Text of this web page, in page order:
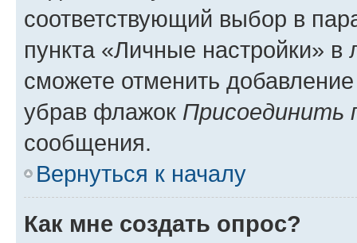
соответствующий выбор в
пункта «Личные настройки»
сможете отменить
убрав флажок Присоединить
сообщения.
Вернуться к началу
Как мне создать опрос?